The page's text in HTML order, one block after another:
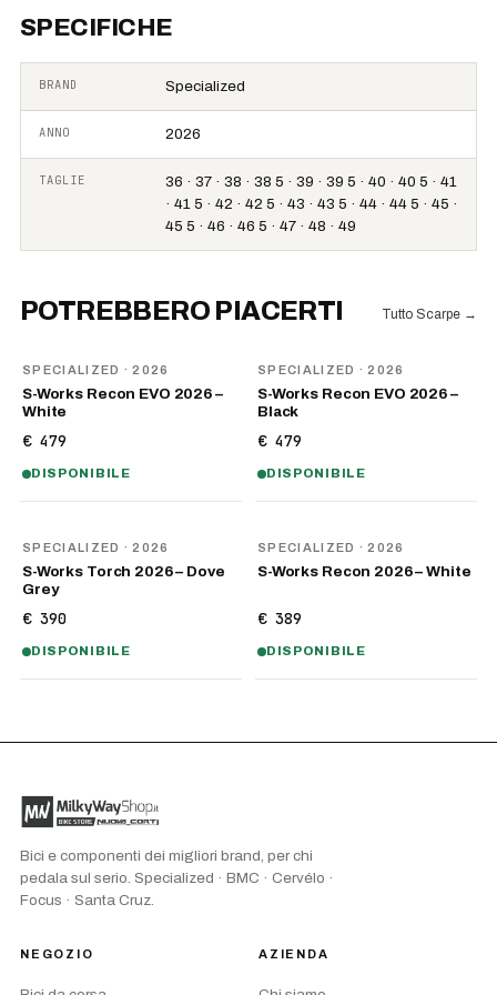
SPECIFICHE
BRAND Specialized
ANNO 2026
TAGLIE
36 · 37 · 38 · 38 5 · 39 · 39 5 · 40 · 40 5 · 41
· 41 5 · 42 · 42 5 · 43 · 43 5 · 44 · 44 5 · 45 ·
45 5 · 46 · 46 5 · 47 · 48 · 49
POTREBBERO PIACERTI Tutto Scarpe →
SPECIALIZED · 2026
S-Works Recon EVO 2026 –
White
€ 479
DISPONIBILE
SPECIALIZED · 2026
S-Works Recon EVO 2026 –
Black
€ 479
DISPONIBILE
SPECIALIZED · 2026
S-Works Torch 2026 – Dove
Grey
€ 390
DISPONIBILE
SPECIALIZED · 2026
S-Works Recon 2026 – White
€ 389
DISPONIBILE
Bici e componenti dei migliori brand, per chi
pedala sul serio. Specialized · BMC · Cervélo ·
Focus · Santa Cruz.
NEGOZIO AZIENDA